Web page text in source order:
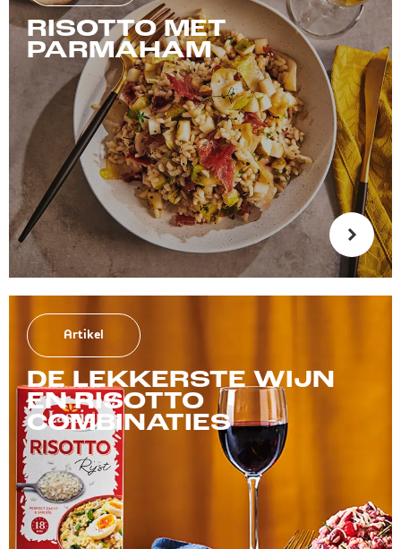
RISOTTO MET
PARMAHAM
Artikel
DE LEKKERSTE WIJN
EN RISOTTO
COMBINATIES